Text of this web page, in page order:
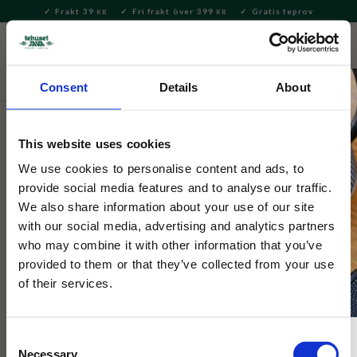
Consent Details About
This website uses cookies
We use cookies to personalise content and ads, to
provide social media features and to analyse our traffic.
We also share information about your use of our site
with our social media, advertising and analytics partners
who may combine it with other information that you’ve
provided to them or that they’ve collected from your use
of their services.
Necessary
Meny
Frakt 39 KR Fri frakt över 399 KR Gratis teprov
Servering & Dukning
Moomin Arabia
Muminmugg Förälskade 30cl
Muminmugg från Arabia som hyllar den varma relationen
mellan Mumin trollet och Snorkfröken.